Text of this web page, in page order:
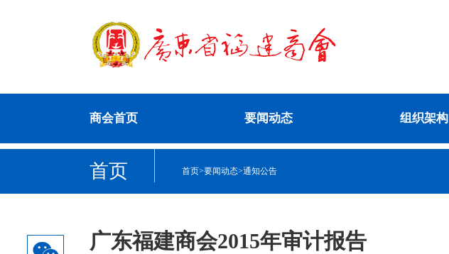
商会首页 要闻动态 组织架构
首页 首页>要闻动态>通知公告
广东福建商会2015年审计报告